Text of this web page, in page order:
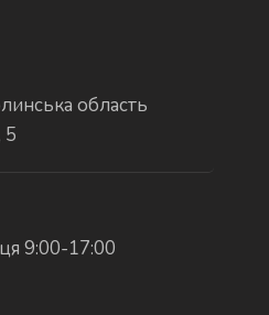
область
5
9:00-17:00